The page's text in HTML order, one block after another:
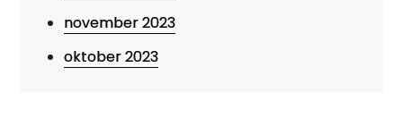
november 2023
oktober 2023